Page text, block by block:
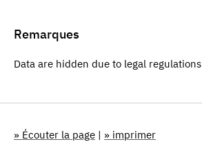
Remarques
Data are hidden due to legal regulations
» Écouter la page | » imprimer